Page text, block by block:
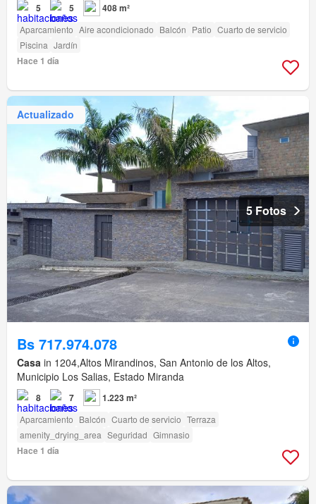
5 5 408 m²
Aparcamiento Aire acondicionado Balcón Patio Cuarto de servicio
Piscina Jardín
Hace 1 día
Actualizado
5 Fotos
Bs 717.974.078
Casa in 1204,Altos Mirandinos, San Antonio de los Altos,
Municipio Los Salias, Estado Miranda
8 7 1.223 m²
Aparcamiento Balcón Cuarto de servicio Terraza
amenity_drying_area Seguridad Gimnasio
Hace 1 día